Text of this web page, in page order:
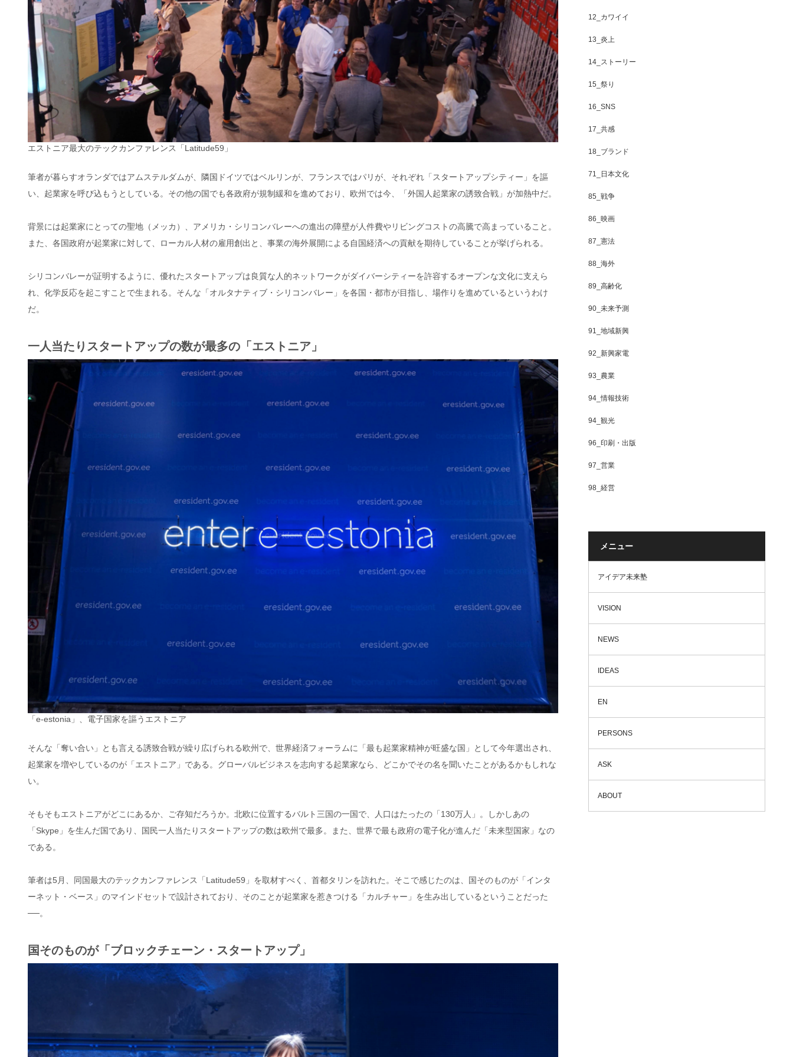
エストニア最大のテックカンファレンス「Latitude59」
筆者が暮らすオランダではアムステルダムが、隣国ドイツではベルリンが、フランスではパリが、それぞれ「スタートアップシティー」を謳
い、起業家を呼び込もうとしている。その他の国でも各政府が規制緩和を進めており、欧州では今、「外国人起業家の誘致合戦」が加熱中だ。
背景には起業家にとっての聖地（メッカ）、アメリカ・シリコンバレーへの進出の障壁が人件費やリビングコストの高騰で高まっていること。
また、各国政府が起業家に対して、ローカル人材の雇用創出と、事業の海外展開による自国経済への貢献を期待していることが挙げられる。
シリコンバレーが証明するように、優れたスタートアップは良質な人的ネットワークがダイバーシティーを許容するオープンな文化に支えら
れ、化学反応を起こすことで生まれる。そんな「オルタナティブ・シリコンバレー」を各国・都市が目指し、場作りを進めているというわけ
だ。
一人当たりスタートアップの数が最多の「エストニア」
「e-estonia」、電子国家を謳うエストニア
そんな「奪い合い」とも言える誘致合戦が繰り広げられる欧州で、世界経済フォーラムに「最も起業家精神が旺盛な国」として今年選出され、
起業家を増やしているのが「エストニア」である。グローバルビジネスを志向する起業家なら、どこかでその名を聞いたことがあるかもしれな
い。
そもそもエストニアがどこにあるか、ご存知だろうか。北欧に位置するバルト三国の一国で、人口はたったの「130万人」。しかしあの
「Skype」を生んだ国であり、国民一人当たりスタートアップの数は欧州で最多。また、世界で最も政府の電子化が進んだ「未来型国家」なの
である。
筆者は5月、同国最大のテックカンファレンス「Latitude59」を取材すべく、首都タリンを訪れた。そこで感じたのは、国そのものが「インタ
ーネット・ベース」のマインドセットで設計されており、そのことが起業家を惹きつける「カルチャー」を生み出しているということだった
──。
国そのものが「ブロックチェーン・スタートアップ」
12_カワイイ
13_炎上
14_ストーリー
15_祭り
16_SNS
17_共感
18_ブランド
71_日本文化
85_戦争
86_映画
87_憲法
88_海外
89_高齢化
90_未来予測
91_地域新興
92_新興家電
93_農業
94_情報技術
94_観光
96_印刷・出版
97_営業
98_経営
メニュー
アイデア未来塾
VISION
NEWS
IDEAS
EN
PERSONS
ASK
ABOUT